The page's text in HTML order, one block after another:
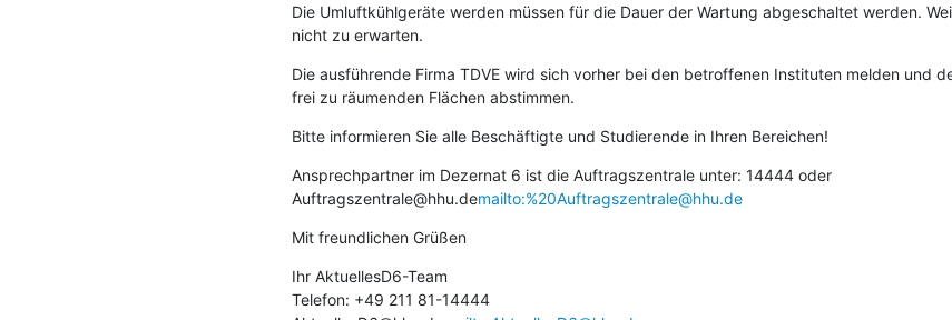
Die Umluftkühlgeräte werden müssen für die Dauer der Wartung abgeschaltet werden.
nicht zu erwarten.
Die ausführende Firma TDVE wird sich vorher bei den betroffenen Instituten melden und
frei zu räumenden Flächen abstimmen.
Bitte informieren Sie alle Beschäftigte und Studierende in Ihren Bereichen!
Ansprechpartner im Dezernat 6 ist die Auftragszentrale unter: 14444 oder
Auftragszentrale@hhu.demailto:%20Auftragszentrale@hhu.de
Mit freundlichen Grüßen
Ihr AktuellesD6-Team
Telefon: +49 211 81-14444